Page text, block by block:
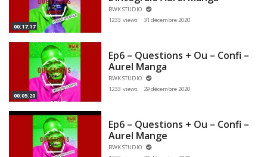
00:17:17
BWK STUDIO
1233 views
31 décembre 2020
00:05:20
Ep6 – Questions + Ou – Confi –
Aurel Manga
BWK STUDIO
1233 views
29 décembre 2020
Ep6 – Questions + Ou – Confi –
Aurel Mange
BWK STUDIO